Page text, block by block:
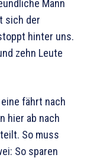
Mann
sich der
hinter uns.
zehn Leute
fährt nach
hier ab nach
So muss
So sparen